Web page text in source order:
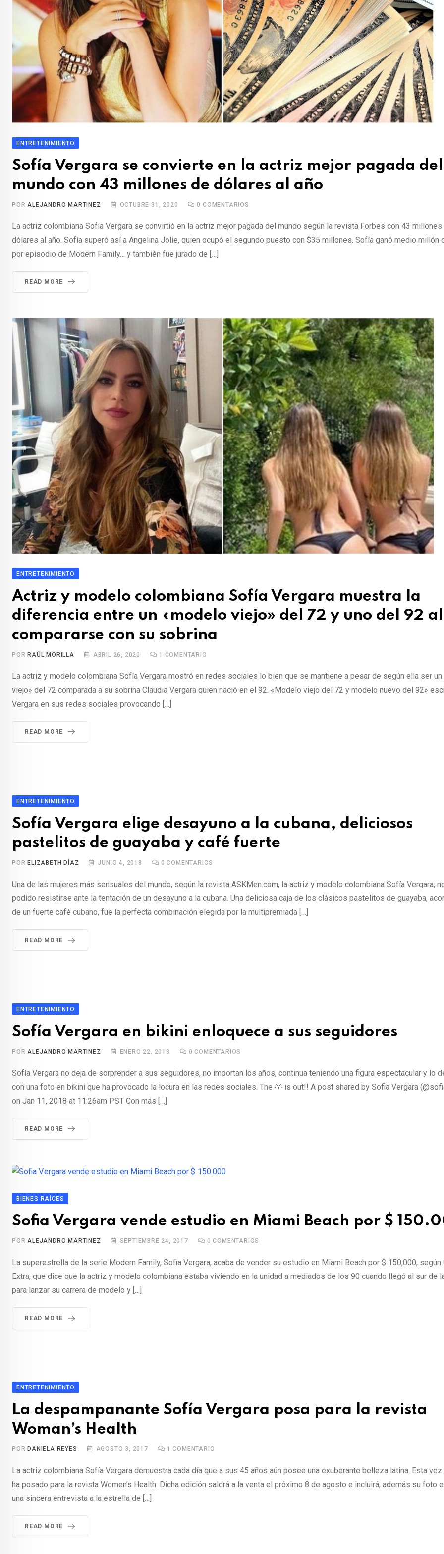
ENTRETENIMIENTO
Sofía Vergara se convierte en la actriz mejor pagada del
mundo con 43 millones de dólares al año
PORALEJANDRO MARTINEZ OCTUBRE 31, 2020 0 COMENTARIOS
La actriz colombiana Sofía Vergara se convirtió en la actriz mejor pagada del mundo según la revista Forbes con 43 millones
dólares al año. Sofía superó así a Angelina Jolie, quien ocupó el segundo puesto con $35 millones. Sofía ganó medio millón
por episodio de Modern Family… y también fue jurado de […]
READ MORE
ENTRETENIMIENTO
Actriz y modelo colombiana Sofía Vergara muestra la
diferencia entre un «modelo viejo» del 72 y uno del 92 al
compararse con su sobrina
POR RAÚL MORILLA ABRIL 26, 2020 1 COMENTARIO
La actriz y modelo colombiana Sofía Vergara mostró en redes sociales lo bien que se mantiene a pesar de según ella ser un
viejo» del 72 comparada a su sobrina Claudia Vergara quien nació en el 92. «Modelo viejo del 72 y modelo nuevo del 92»
Vergara en sus redes sociales provocando […]
READ MORE
ENTRETENIMIENTO
Sofía Vergara elige desayuno a la cubana, deliciosos
pastelitos de guayaba y café fuerte
POR ELIZABETH DÍAZ JUNIO 4, 2018 0 COMENTARIOS
Una de las mujeres más sensuales del mundo, según la revista ASKMen.com, la actriz y modelo colombiana Sofía Vergara,
podido resistirse ante la tentación de un desayuno a la cubana. Una deliciosa caja de los clásicos pastelitos de guayaba,
de un fuerte café cubano, fue la perfecta combinación elegida por la multipremiada […]
READ MORE
ENTRETENIMIENTO
Sofía Vergara en bikini enloquece a sus seguidores
PORALEJANDRO MARTINEZ ENERO 22, 2018 0 COMENTARIOS
Sofía Vergara no deja de sorprender a sus seguidores, no importan los años, continua teniendo una figura espectacular y lo
con una foto en bikini que ha provocado la locura en las redes sociales. The 🌞 is out!! A post shared by Sofia Vergara
on Jan 11, 2018 at 11:26am PST Con más […]
READ MORE
BIENES RAÍCES
Sofia Vergara vende estudio en Miami Beach por $
PORALEJANDRO MARTINEZ SEPTIEMBRE 24, 2017 0 COMENTARIOS
La superestrella de la serie Modern Family, Sofia Vergara, acaba de vender su estudio en Miami Beach por $ 150,000, según
Extra, que dice que la actriz y modelo colombiana estaba viviendo en la unidad a mediados de los 90 cuando llegó al sur de
para lanzar su carrera de modelo y […]
READ MORE
ENTRETENIMIENTO
La despampanante Sofía Vergara posa para la revista
Woman’s Health
POR DANIELA REYES AGOSTO 3, 2017 1 COMENTARIO
La actriz colombiana Sofía Vergara demuestra cada día que a sus 45 años aún posee una exuberante belleza latina. Esta
ha posado para la revista Women’s Health. Dicha edición saldrá a la venta el próximo 8 de agosto e incluirá, además su foto
una sincera entrevista a la estrella de […]
READ MORE